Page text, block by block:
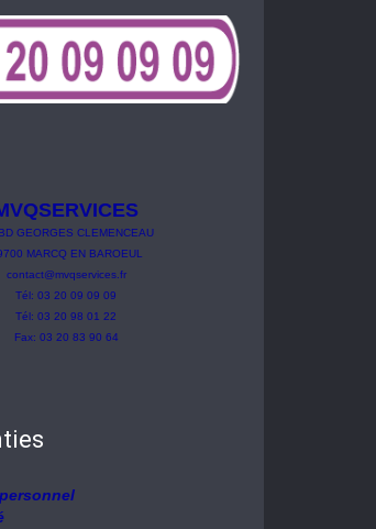
BD GEORGES CLEMENCEAU
MARCQ EN BAROEUL
contact@mvqservices.fr
Tél: 03 20 09 09 09
Tél: 03 20 98 01 22
Fax: 03 20 83 90 64